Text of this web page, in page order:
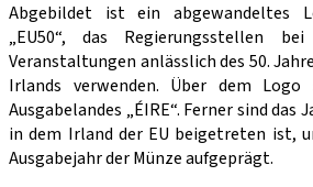
Abgebildet ist ein abgewandeltes
„EU50“, das Regierungsstellen
Veranstaltungen anlässlich des 50.
Irlands verwenden. Über dem
Ausgabelandes „ÉIRE“. Ferner sind das
in dem Irland der EU beigetreten ist,
Ausgabejahr der Münze aufgeprägt.